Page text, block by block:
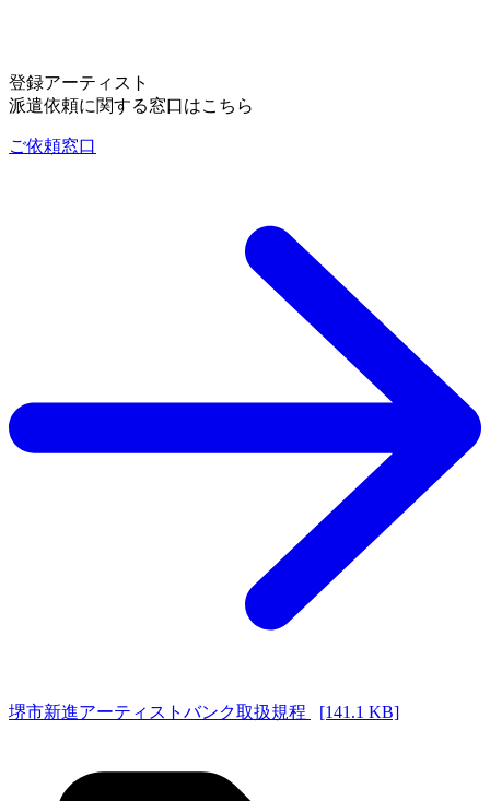
登録アーティスト
派遣依頼に関する窓口はこちら
ご依頼窓口
堺市新進アーティストバンク取扱規程 [141.1 KB]